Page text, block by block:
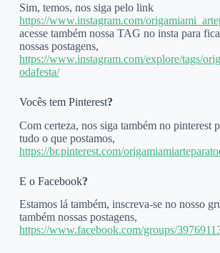
Sim, temos, nos siga pelo link
https://www.instagram.com/
acesse também nossa TAG no insta para
nossas postagens,
https://www.instagram.com/explore/tags/
odafesta/
Vocês tem Pinterest?
Com certeza, nos siga também no pinterest
tudo o que postamos,
https://br.pinterest.com/
E o Facebook?
Estamos lá também, inscreva-se no nosso
também nossas postagens,
https://www.facebook.com/groups/